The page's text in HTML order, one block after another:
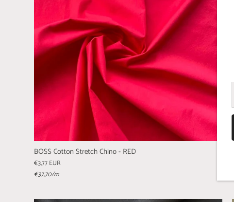
BOSS Cotton Stretch Chino - RED
€3,77 EUR
€37,70/m